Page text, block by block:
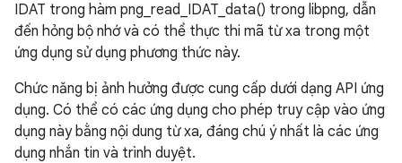
IDAT trong hàm png_read_IDAT_data() trong libpng, dẫn
đến hỏng bộ nhớ và có thể thực thi mã từ xa trong một
ứng dụng sử dụng phương thức này.
Chức năng bị ảnh hưởng được cung cấp dưới dạng API ứng
dụng. Có thể có các ứng dụng cho phép truy cập vào ứng
dụng này bằng nội dung từ xa, đáng chú ý nhất là các ứng
dụng nhắn tin và trình duyệt.